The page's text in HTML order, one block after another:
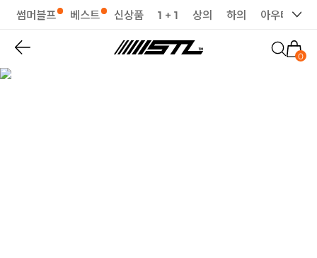
썸머블프 베스트 신상품 1 + 1 상의 하의 아우터
0